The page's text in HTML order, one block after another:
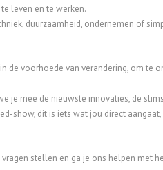
leven en te werken.
duurzaamheid, ondernemen of
de voorhoede van verandering, om te
je mee de nieuwste innovaties, de
show, dit is iets wat jou direct
stellen en ga je ons helpen met